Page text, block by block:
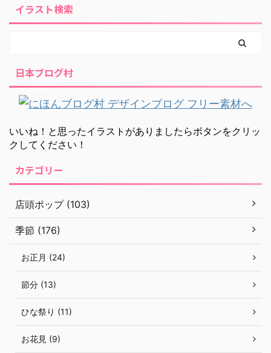
イラスト検索
日本ブログ村
いいね！と思ったイラストがありましたらボタンをクリッ
クしてください！
カテゴリー
店頭ポップ (103)
季節 (176)
お正月 (24)
節分 (13)
ひな祭り (11)
お花見 (9)